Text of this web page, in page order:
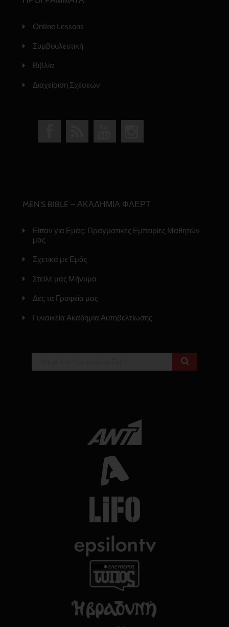
Online Lessons
Συμβουλευτική
Βιβλία
Διαχείριση Σχέσεων
MEN’S BIBLE – ΑΚΑΔΗΜΙΑ ΦΛΕΡΤ
Είπαν για Εμάς: Πραγματικές Εμπειρίες Μαθητών
μας
Σχετικά με Εμάς
Στείλε μας Μήνυμα
Δες τα Γραφεία μας
Γυναικεία Ακαδημία Αυτοβελτίωσης